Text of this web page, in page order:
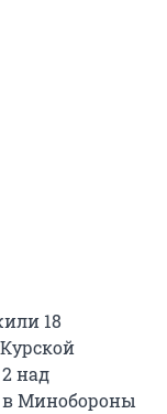
18
над
в Минобороны